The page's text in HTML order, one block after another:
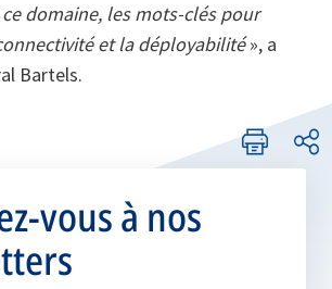
domaine, les mots-clés pour
et la déployabilité», a
Bartels.
vous à nos